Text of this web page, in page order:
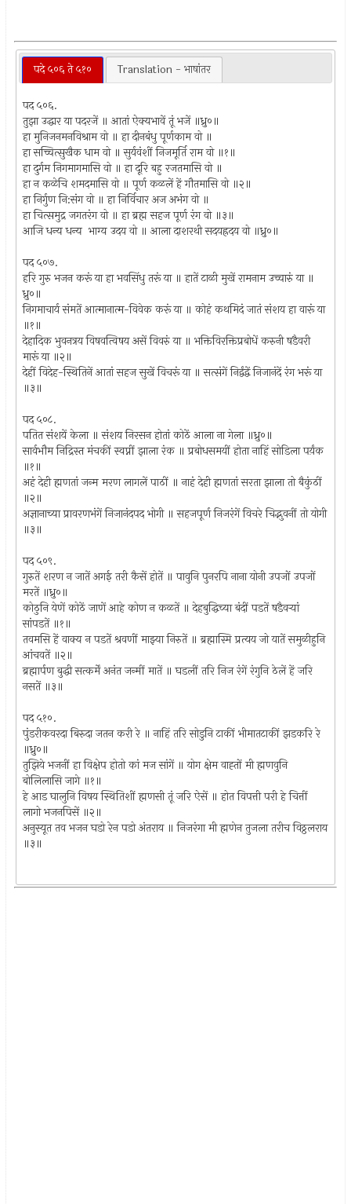
पदे ५०६ ते ५१० Translation - भाषांतर
पद ५०६.
तुझा उद्धार या पदरजें ॥ आतां ऐक्यभावें तूं भजें ॥ध्रु०॥
हा मुनिजनमनविश्राम वो ॥ हा दीनबंधु पूर्णकाम वो ॥
हा सच्चित्सुखैक धाम वो ॥ सुर्यवंशीं निजमूर्ति राम वो ॥१॥
हा दुर्गम निगमागमासि वो ॥ हा दूरि बहु रजतमासि वो ॥
हा न कळेचि शमदमासि वो ॥ पूर्ण कळलें हें गौतमासि वो ॥२॥
हा निर्गुण नि:संग वो ॥ हा निर्विचार अज अभंग वो ॥
हा चित्समुद्र जगतरंग वो ॥ हा ब्रह्म सहज पूर्ण रंग वो ॥३॥
आजि धन्य धन्य भाग्य उदय वो ॥ आला दाशरथी सदयह्रदय वो ॥ध्रु०॥
पद ५०७.
हरि गुरु भजन करूं या हा भवसिंधु तरूं या ॥ हातें टाळी मुखें रामनाम उच्चारुं या ॥
ध्रु०॥
निगमाचार्य संमतें आत्मानात्म-विवेक करूं या ॥ कोहं कथमिदं जातं संशय हा वारूं या
॥१॥
देहादिक भुवनत्रय विषवत्विषय असें विवरुं या ॥ भक्तिविरक्तिप्रबोधें करुनी षडैवरी
मारूं या ॥२॥
देहीं विदेह-स्थितिनें आतां सहज सुखें विचरूं या ॥ सत्संगें निर्द्वंद्वें निजानंदें रंग भरूं या
॥३॥
पद ५०८.
पतित संशयें केला ॥ संशय निरसन होतां कोठें आला ना गेला ॥ध्रु०॥
सार्वभौम निद्रिस्त मंचकीं स्वप्नीं झाला रंक ॥ प्रबोधसमयीं होता नाहिं सोडिला पर्य़ंक
॥१॥
अहं देही ह्मणतां जन्म मरण लागलें पाठीं ॥ नाहं देही ह्मणतां सरता झाला तो बैकुंठीं
॥२॥
अज्ञानाच्या प्रावरणभंगें निजानंदपद भोगी ॥ सहजपूर्ण निजरंगें विचरे चिद्भुवनीं तो योगी
॥३॥
पद ५०९.
गुरुतें शरण न जातें अगई तरी कैसें होतें ॥ पावुनि पुनरपि नाना योनी उपजों उपजों
मरतें ॥ध्रु०॥
कोठुनि येणें कोठें जाणें आहे कोण न कळतें ॥ देहबुद्धिच्या बंदीं पडतें षडैवर्‍यां
सांपडतें ॥१॥
तवमसि हें वाक्य न पडतें श्रवणीं माझ्या निरुतें ॥ ब्रह्मास्मि प्रत्यय जो यातें समुळीहुनि
आंचवतें ॥२॥
ब्रह्मार्पण बुद्धी सत्कर्में अनंत जन्मीं मातें ॥ घडलीं तरि निज रंगें रंगुनि ठेलें हें जरि
नसतें ॥३॥
पद ५१०.
पुंडरीकवरदा बिरुदा जतन करी रे ॥ नाहिं तरि सोडुनि टाकीं भीमातटाकीं झडकरि रे
॥ध्रु०॥
तुझिये भजनीं हा विक्षेप होतो कां मज सांगें ॥ योग क्षेम वाह्तों मी ह्मणवुनि
बोलिलासि जागे ॥१॥
हे आड घालुनि विषय स्थितिशीं ह्मणसी तूं जरि ऐसें ॥ होत विपत्ती परी हे चित्तीं
लागो भजनपिसें ॥२॥
अनुस्यूत तव भजन घडो रेन पडो अंतराय ॥ निजरंगा मी ह्मणेन तुजला तरीच विठ्ठलराय
॥३॥